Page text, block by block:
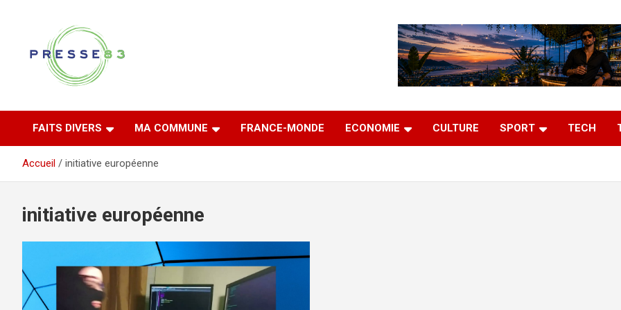
Presse 83
FAITS DIVERS MA COMMUNE FRANCE-MONDE ECONOMIE CULTURE SPORT TECH
Accueil initiative européenne
initiative européenne